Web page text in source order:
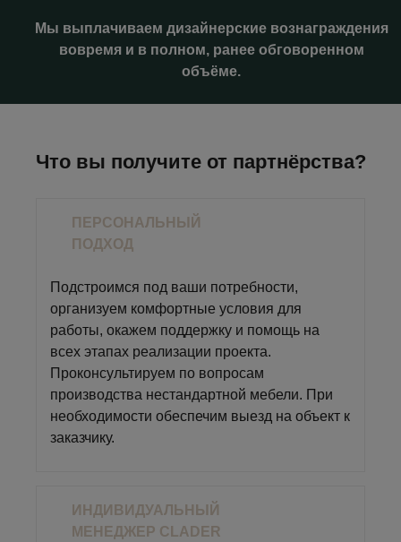
Мы выплачиваем дизайнерские вознаграждения
вовремя и в полном, ранее обговоренном
объёме.
Что вы получите от партнёрства?
ПЕРСОНАЛЬНЫЙ
ПОДХОД
Подстроимся под ваши потребности,
организуем комфортные условия для
работы, окажем поддержку и помощь на
всех этапах реализации проекта.
Проконсультируем по вопросам
производства нестандартной мебели. При
необходимости обеспечим выезд на объект к
заказчику.
ИНДИВИДУАЛЬНЫЙ
МЕНЕДЖЕР CLADER